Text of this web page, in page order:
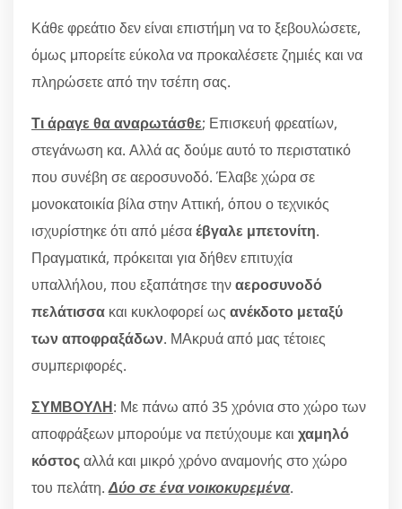
Κάθε φρεάτιο δεν είναι επιστήμη να το ξεβουλώσετε,
όμως μπορείτε εύκολα να προκαλέσετε ζημιές και να
πληρώσετε από την τσέπη σας.
Τι άραγε θα αναρωτάσθε; Επισκευή φρεατίων,
στεγάνωση κα. Αλλά ας δούμε αυτό το περιστατικό
που συνέβη σε αεροσυνοδό. Έλαβε χώρα σε
μονοκατοικία βίλα στην Αττική, όπου ο τεχνικός
ισχυρίστηκε ότι από μέσαέβγαλε μπετονίτη.
Πραγματικά, πρόκειται για δήθεν επιτυχία
υπαλλήλου, που εξαπάτησε τηναεροσυνοδό
πελάτισσα και κυκλοφορεί ως ανέκδοτο μεταξύ
των αποφραξάδων. ΜΑκρυά από μας τέτοιες
συμπεριφορές.
ΣΥΜΒΟΥΛΗ: Με πάνω από 35 χρόνια στο χώρο των
αποφράξεων μπορούμε να πετύχουμε και χαμηλό
κόστοςαλλά και μικρό χρόνο αναμονής στο χώρο
του πελάτη.Δύο σε ένα νοικοκυρεμένα.